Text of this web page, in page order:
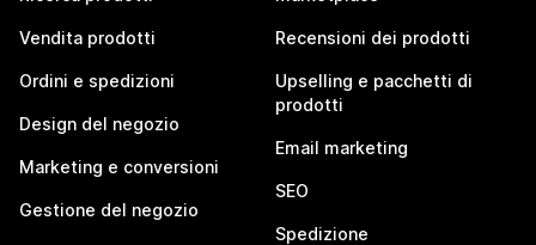
Vendita prodotti
Ordini e spedizioni
Design del negozio
Marketing e conversioni
Gestione del negozio
Recensioni dei prodotti
Upselling e pacchetti di
prodotti
Email marketing
SEO
Spedizione